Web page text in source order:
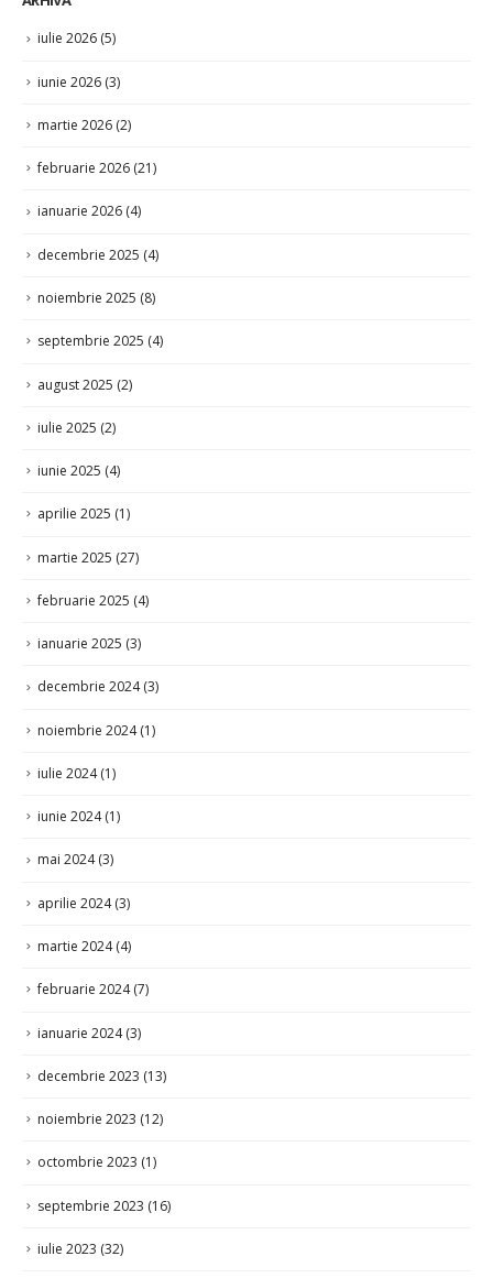
iunie 2026 (3)
martie 2026(2)
februarie 2026(21)
ianuarie 2026(4)
decembrie 2025(4)
noiembrie 2025(8)
septembrie 2025(4)
august 2025 (2)
iulie 2025(2)
iunie 2025 (4)
aprilie 2025(1)
martie 2025 (27)
februarie 2025(4)
ianuarie 2025(3)
decembrie 2024(3)
noiembrie 2024(1)
iulie 2024(1)
iunie 2024 (1)
mai 2024(3)
aprilie 2024(3)
martie 2024 (4)
februarie 2024(7)
ianuarie 2024(3)
decembrie 2023(13)
noiembrie 2023(12)
octombrie 2023 (1)
septembrie 2023(16)
iulie 2023(32)
iunie 2023 (8)